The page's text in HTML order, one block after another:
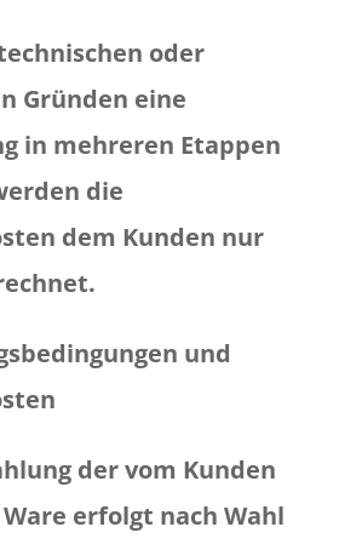
oder
Gründen eine
in mehreren Etappen
die
dem Kunden nur
und
der vom Kunden
erfolgt nach Wahl